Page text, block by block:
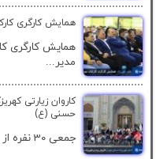
همایش کارگری
همایش کارگری
مدیر...
کاروان زیارتی
حسنی (ع)
جمعی 30 نفره از سالمندان و معلولین آسایشگاه خیریه...